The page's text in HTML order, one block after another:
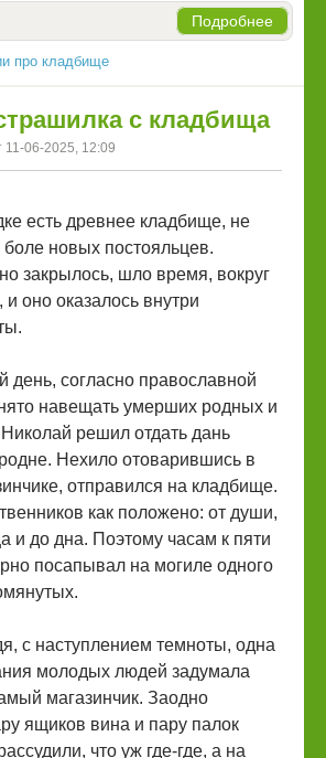
Подробнее
про кладбище
с кладбища
11-06-2025, 12:09
есть древнее кладбище, не
новых постояльцев.
закрылось, шло время, вокруг
оно оказалось внутри
день, согласно православной
навещать умерших родных и
Николай решил отдать дань
Нехило отоварившись в
отправился на кладбище.
как положено: от души,
и до дна. Поэтому часам к пяти
посапывал на могиле одного
с наступлением темноты, одна
молодых людей задумала
магазинчик. Заодно
ящиков вина и пару палок
что уж где-где, а на